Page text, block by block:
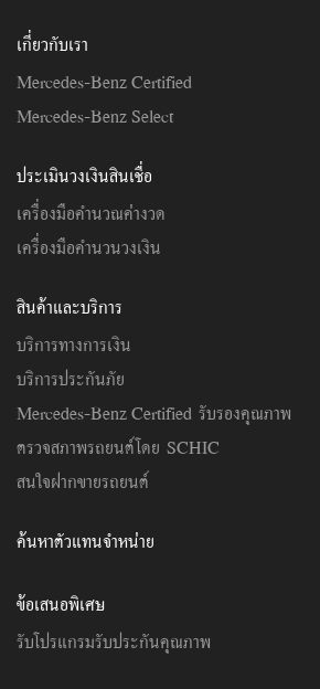
เกี่ยวกับเรา
Mercedes-Benz Certified
Mercedes-Benz Select
ประเมินวงเงินสินเชื่อ
เครื่องมือคำนวณค่างวด
เครื่องมือคำนวนวงเงิน
สินค้าและบริการ
บริการทางการเงิน
บริการประกันภัย
Mercedes-Benz Certified รับรองคุณภาพ
ตรวจสภาพรถยนต์โดย SCHIC
สนใจฝากขายรถยนต์
ค้นหาตัวแทนจำหน่าย
ข้อเสนอพิเศษ
รับโปรแกรมรับประกันคุณภาพ